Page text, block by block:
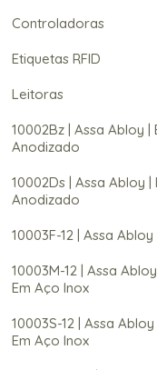
Controladoras
Etiquetas RFID
Leitoras
10002Bz | Assa Abloy
Anodizado
10002Ds | Assa Abloy
Anodizado
10003F-12 | Assa
10003M-12 | Assa
Em Aço Inox
10003S-12 | Assa
Em Aço Inox